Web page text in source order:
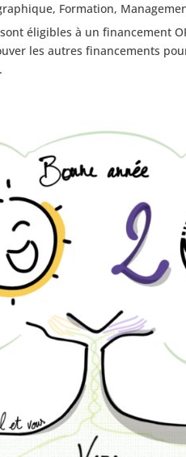
, Formation,
éligibles à un financement
les autres financements